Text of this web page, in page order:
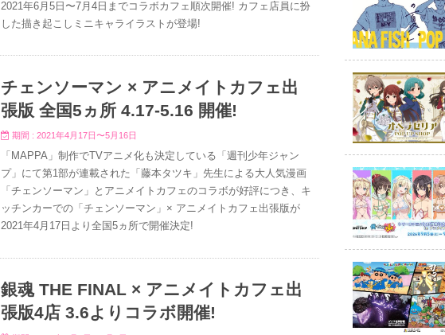
2021年6月5日〜7月4日までコラボカフェ順次開催! カフェ店員に扮
した描き起こしミニキャライラストが登場!
チェンソーマン × アニメイトカフェ出
張版 全国5ヵ所 4.17-5.16 開催!
期間 : 2021年4月17日〜5月16日
「MAPPA」制作でTVアニメ化も決定している「週刊少年ジャン
プ」にて第1部が連載された「藤本タツキ」先生による大人気漫画
「チェンソーマン」とアニメイトカフェのコラボが好評につき、キ
ッチンカーでの「チェンソーマン」× アニメイトカフェ出張版が
2021年4月17日より全国5ヵ所で開催決定!
銀魂 THE FINAL × アニメイトカフェ出
張版4店 3.6よりコラボ開催!